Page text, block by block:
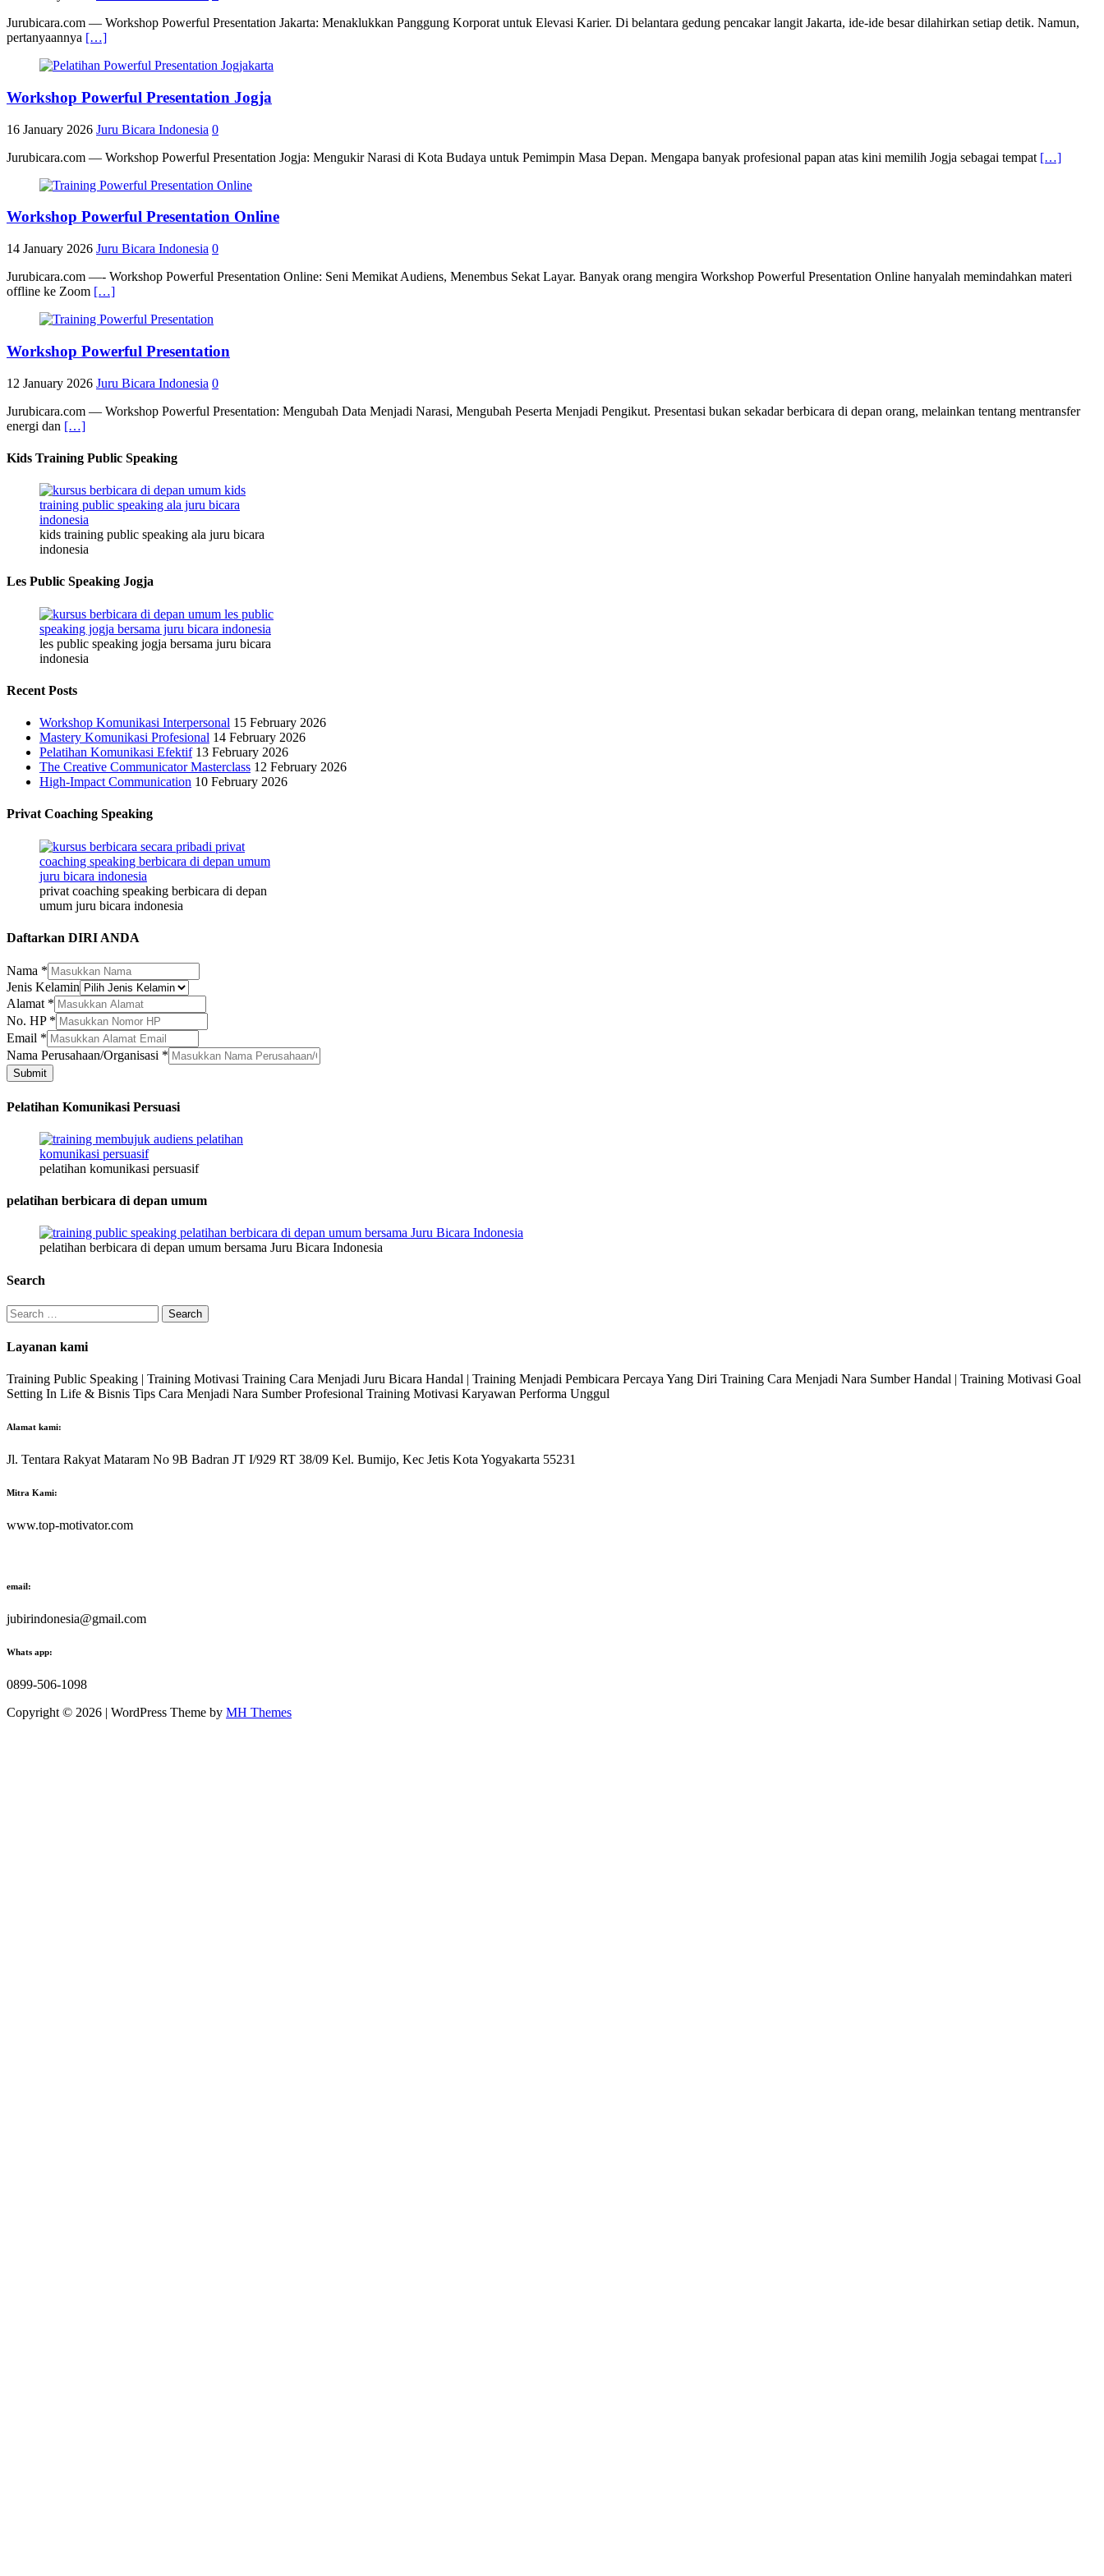
Jurubicara.com — Workshop Powerful Presentation Jakarta: Menaklukkan Panggung Korporat untuk Elevasi Karier. Di belantara gedung pencakar langit Jakarta, ide-ide besar dilahirkan setiap detik. Namun,
pertanyaannya […]
Workshop Powerful Presentation Jogja
16 January 2026 Juru Bicara Indonesia 0
Jurubicara.com — Workshop Powerful Presentation Jogja: Mengukir Narasi di Kota Budaya untuk Pemimpin Masa Depan. Mengapa banyak profesional papan atas kini memilih Jogja sebagai tempat […]
Workshop Powerful Presentation Online
14 January 2026 Juru Bicara Indonesia 0
Jurubicara.com —- Workshop Powerful Presentation Online: Seni Memikat Audiens, Menembus Sekat Layar. Banyak orang mengira Workshop Powerful Presentation Online hanyalah memindahkan materi
offline ke Zoom […]
Workshop Powerful Presentation
12 January 2026 Juru Bicara Indonesia 0
Jurubicara.com — Workshop Powerful Presentation: Mengubah Data Menjadi Narasi, Mengubah Peserta Menjadi Pengikut. Presentasi bukan sekadar berbicara di depan orang, melainkan tentang mentransfer
energi dan […]
Kids Training Public Speaking
kids training public speaking ala juru bicara
indonesia
Les Public Speaking Jogja
les public speaking jogja bersama juru bicara
indonesia
Recent Posts
Workshop Komunikasi Interpersonal 15 February 2026
Mastery Komunikasi Profesional 14 February 2026
Pelatihan Komunikasi Efektif 13 February 2026
The Creative Communicator Masterclass 12 February 2026
High-Impact Communication 10 February 2026
Privat Coaching Speaking
privat coaching speaking berbicara di depan
umum juru bicara indonesia
Daftarkan DIRI ANDA
Kelamin
Perusahaan/Organisasi
Nama
Nama *
Jenis Kelamin
Alamat *
No. HP *
Email *
Nama Perusahaan/Organisasi *
Submit
Pelatihan Komunikasi Persuasi
pelatihan komunikasi persuasif
pelatihan berbicara di depan umum
pelatihan berbicara di depan umum bersama Juru Bicara Indonesia
Search
Search
for:
Layanan kami
Training Public Speaking | Training Motivasi Training Cara Menjadi Juru Bicara Handal | Training Menjadi Pembicara Percaya Yang Diri Training Cara Menjadi Nara Sumber Handal | Training Motivasi Goal
Setting In Life & Bisnis Tips Cara Menjadi Nara Sumber Profesional Training Motivasi Karyawan Performa Unggul
Alamat kami:
Jl. Tentara Rakyat Mataram No 9B Badran JT I/929 RT 38/09 Kel. Bumijo, Kec Jetis Kota Yogyakarta 55231
Mitra Kami:
www.top-motivator.com
email:
jubirindonesia@gmail.com
Whats app:
0899-506-1098
Copyright © 2026 | WordPress Theme by MH Themes